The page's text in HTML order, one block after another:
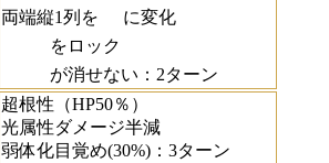
両端縦1列を
に変化
をロック
が消せない：2ターン
超根性（HP50％）
光属性ダメージ半減
弱体化目覚め(30%)：3ターン